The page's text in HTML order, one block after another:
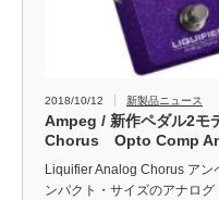
2018/10/12 新製品ニュース
Ampeg / 新作ペダル2
Chorus Opto Comp
Liquifier Analog Chorus ア
ンパクト・サイズのアナロ